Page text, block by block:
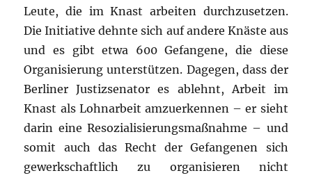
Leute, die im Knast arbeiten durchzusetzen.
Die Initiative dehnte sich auf andere Knäste aus
und es gibt etwa 600 Gefangene, die diese
Organisierung unterstützen. Dagegen, dass der
Berliner Justizsenator es ablehnt, Arbeit im
Knast als Lohnarbeit amzuerkennen – er sieht
darin eine Resozialisierungsmaßnahme – und
somit auch das Recht der Gefangenen sich
gewerkschaftlich zu organisieren nicht